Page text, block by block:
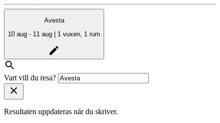
Avesta
10 aug - 11 aug | 1 vuxen, 1 rum
Vart vill du resa?
Resultaten uppdateras när du skriver.